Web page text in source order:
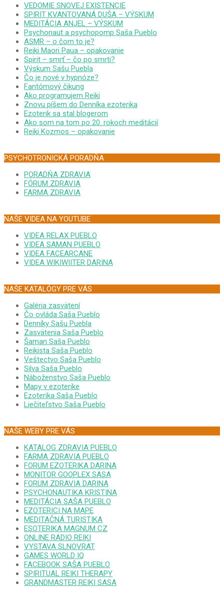
VEDOMIE SNOVEJ EXISTENCIE
SPIRIT KVANTOVANÁ DUŠA – VÝSKUM
MEDITÁCIA ANJEL – VÝSKUM
Psychonaut a psychopomp Saša Pueblo
ASMR – o čom to je?
Reiki Maori Paua – opakovanie
Spirit – smrť – čo po smrti?
Výskum Sašu Puebla
Čo je nové v hypnóze?
Fantómový čikung
Ako programujem Reiki
Znovu píšem do Denníka ezoterika
Ezoterik sa stal blogerom
Ako som na tom po 20. rokoch meditácií
Reiki Kozmos – opakovanie
PSYCHOTRONICKÁ PORADŇA
PORADŇA ZDRAVIA
FÓRUM ZDRAVIA
FARMA ZDRAVIA
NAŠE VIDEA NA YOUTUBE
VIDEA RELAX PUEBLO
VIDEA SAMAN PUEBLO
VIDEA FACEARCANE
VIDEA WIKIWIITER DARINA
NAŠE KATALÓGY PRE VÁS
Galéria zasvätení
Čo ovláda Saša Pueblo
Denníky Sašu Puebla
Zasvätenia Saša Pueblo
Šaman Saša Pueblo
Reikista Saša Pueblo
Veštectvo Saša Pueblo
Silva Saša Pueblo
Náboženstvo Saša Pueblo
Mapy v ezoterike
Ezoterika Saša Pueblo
Liečiteľstvo Saša Pueblo
NAŠE WEBY PRE VÁS
KATALOG ZDRAVIA PUEBLO
FARMA ZDRAVIA PUEBLO
FORUM EZOTERIKA DARINA
MONITOR GOOPLEX SASA
FORUM ZDRAVIA DARINA
PSYCHONAUTIKA KRISTINA
MEDITÁCIA SAŠA PUEBLO
EZOTERICI NA MAPE
MEDITAČNÁ TURISTIKA
ESOTERIKA MAGNUM CZ
ONLINE RADIO REIKI
VYSTAVA SLNOVRAT
GAMES WORLD IQ
FACEBOOK SAŠA PUEBLO
SPIRITUAL REIKI THERAPY
GRANDMASTER REIKI SASA